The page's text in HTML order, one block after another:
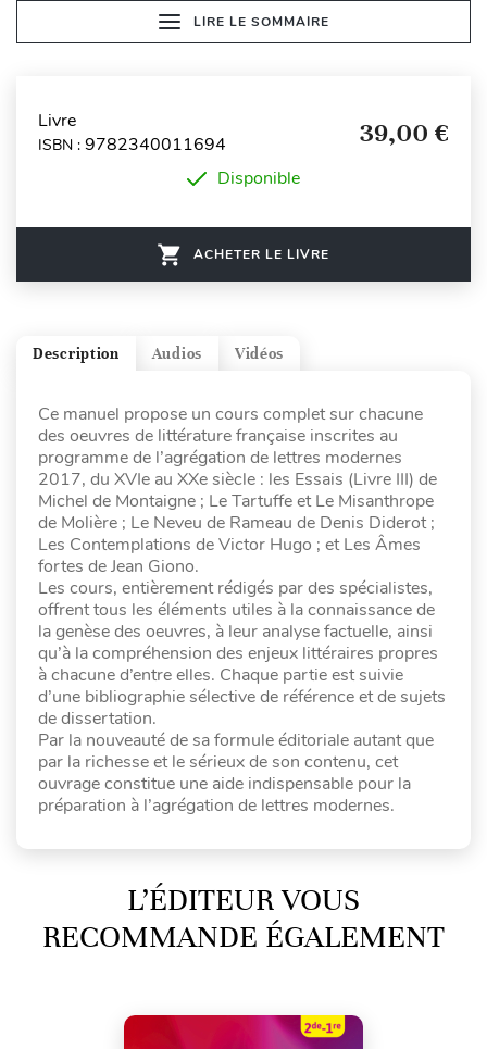
LIRE LE SOMMAIRE
Livre
ISBN : 9782340011694 39,00 €
Disponible
ACHETER LE LIVRE
Vidéos
Audios
Description
Ce manuel propose un cours complet sur chacune
des oeuvres de littérature française inscrites au
programme de l’agrégation de lettres modernes
2017, du XVIe au XXe siècle : les Essais (Livre III) de
Michel de Montaigne ; Le Tartuffe et Le Misanthrope
de Molière ; Le Neveu de Rameau de Denis Diderot ;
Les Contemplations de Victor Hugo ; et Les Âmes
fortes de Jean Giono.
Les cours, entièrement rédigés par des spécialistes,
offrent tous les éléments utiles à la connaissance de
la genèse des oeuvres, à leur analyse factuelle, ainsi
qu’à la compréhension des enjeux littéraires propres
à chacune d’entre elles. Chaque partie est suivie
d’une bibliographie sélective de référence et de sujets
de dissertation.
Par la nouveauté de sa formule éditoriale autant que
par la richesse et le sérieux de son contenu, cet
ouvrage constitue une aide indispensable pour la
préparation à l’agrégation de lettres modernes.
L’ÉDITEUR VOUS
RECOMMANDE ÉGALEMENT